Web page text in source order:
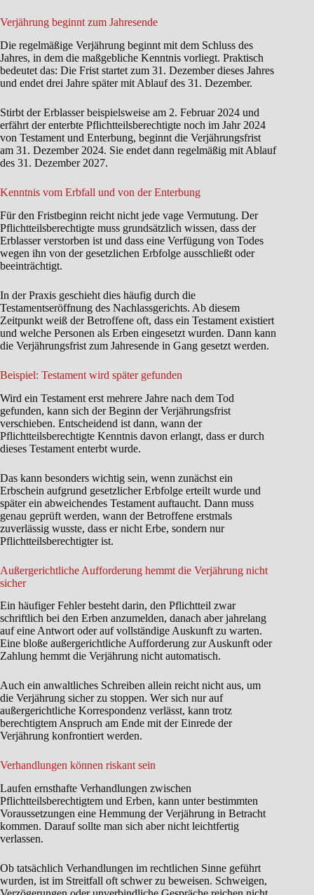
Verjährung beginnt zum Jahresende
Die regelmäßige Verjährung beginnt mit dem Schluss des
Jahres, in dem die maßgebliche Kenntnis vorliegt. Praktisch
bedeutet das: Die Frist startet zum 31. Dezember dieses Jahres
und endet drei Jahre später mit Ablauf des 31. Dezember.
Stirbt der Erblasser beispielsweise am 2. Februar 2024 und
erfährt der enterbte Pflichtteilsberechtigte noch im Jahr 2024
von Testament und Enterbung, beginnt die Verjährungsfrist
am 31. Dezember 2024. Sie endet dann regelmäßig mit Ablauf
des 31. Dezember 2027.
Kenntnis vom Erbfall und von der Enterbung
Für den Fristbeginn reicht nicht jede vage Vermutung. Der
Pflichtteilsberechtigte muss grundsätzlich wissen, dass der
Erblasser verstorben ist und dass eine Verfügung von Todes
wegen ihn von der gesetzlichen Erbfolge ausschließt oder
beeinträchtigt.
In der Praxis geschieht dies häufig durch die
Testamentseröffnung des Nachlassgerichts. Ab diesem
Zeitpunkt weiß der Betroffene oft, dass ein Testament existiert
und welche Personen als Erben eingesetzt wurden. Dann kann
die Verjährungsfrist zum Jahresende in Gang gesetzt werden.
Beispiel: Testament wird später gefunden
Wird ein Testament erst mehrere Jahre nach dem Tod
gefunden, kann sich der Beginn der Verjährungsfrist
verschieben. Entscheidend ist dann, wann der
Pflichtteilsberechtigte Kenntnis davon erlangt, dass er durch
dieses Testament enterbt wurde.
Das kann besonders wichtig sein, wenn zunächst ein
Erbschein aufgrund gesetzlicher Erbfolge erteilt wurde und
später ein abweichendes Testament auftaucht. Dann muss
genau geprüft werden, wann der Betroffene erstmals
zuverlässig wusste, dass er nicht Erbe, sondern nur
Pflichtteilsberechtigter ist.
Außergerichtliche Aufforderung hemmt die Verjährung nicht
sicher
Ein häufiger Fehler besteht darin, den Pflichtteil zwar
schriftlich bei den Erben anzumelden, danach aber jahrelang
auf eine Antwort oder auf vollständige Auskunft zu warten.
Eine bloße außergerichtliche Aufforderung zur Auskunft oder
Zahlung hemmt die Verjährung nicht automatisch.
Auch ein anwaltliches Schreiben allein reicht nicht aus, um
die Verjährung sicher zu stoppen. Wer sich nur auf
außergerichtliche Korrespondenz verlässt, kann trotz
berechtigtem Anspruch am Ende mit der Einrede der
Verjährung konfrontiert werden.
Verhandlungen können riskant sein
Laufen ernsthafte Verhandlungen zwischen
Pflichtteilsberechtigtem und Erben, kann unter bestimmten
Voraussetzungen eine Hemmung der Verjährung in Betracht
kommen. Darauf sollte man sich aber nicht leichtfertig
verlassen.
Ob tatsächlich Verhandlungen im rechtlichen Sinne geführt
wurden, ist im Streitfall oft schwer zu beweisen. Schweigen,